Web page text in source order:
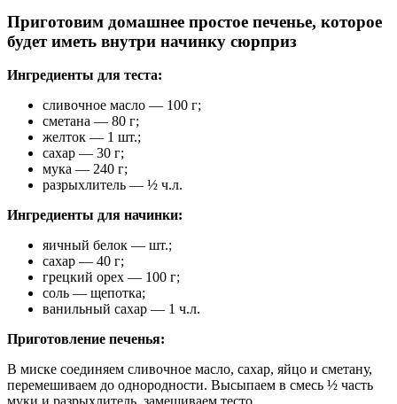
Приготовим домашнее простое печенье, которое
будет иметь внутри начинку сюрприз
Ингредиенты для теста:
сливочное масло — 100 г;
сметана — 80 г;
желток — 1 шт.;
сахар — 30 г;
мука — 240 г;
разрыхлитель — ½ ч.л.
Ингредиенты для начинки:
яичный белок — шт.;
сахар — 40 г;
грецкий орех — 100 г;
соль — щепотка;
ванильный сахар — 1 ч.л.
Приготовление печенья:
В миске соединяем сливочное масло, сахар, яйцо и сметану,
перемешиваем до однородности. Высыпаем в смесь ½ часть